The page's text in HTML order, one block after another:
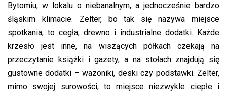
Bytomiu, w lokalu o niebanalnym, a jednocześnie bardzo
śląskim klimacie. Zelter, bo tak się nazywa miejsce
spotkania, to cegła, drewno i industrialne dodatki. Każde
krzesło jest inne, na wiszących półkach czekają na
przeczytanie książki i gazety, a na stołach znajdują się
gustowne dodatki – wazoniki, deski czy podstawki. Zelter,
mimo swojej surowości, to miejsce niezwykle ciepłe i